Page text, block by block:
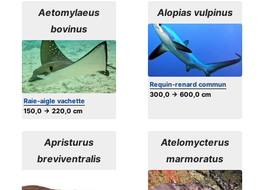
Aetomylaeus
bovinus
Raie-aigle vachette
150,0 → 220,0 cm
Alopias vulpinus
Requin-renard commun
300,0 → 600,0 cm
Apristurus
breviventralis
Atelomycterus
marmoratus